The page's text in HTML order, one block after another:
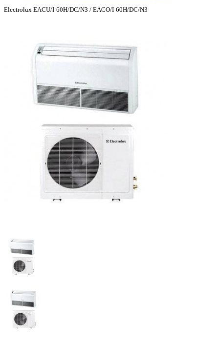
Electrolux EACU/I-60H/DC/N3 / EACO/I-60H/DC/N3